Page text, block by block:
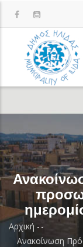
προς
περιεχόμενο
Αρχική - -
Ανακοίνωση